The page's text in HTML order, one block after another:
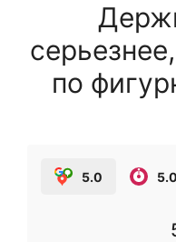
по
5.0 5.0